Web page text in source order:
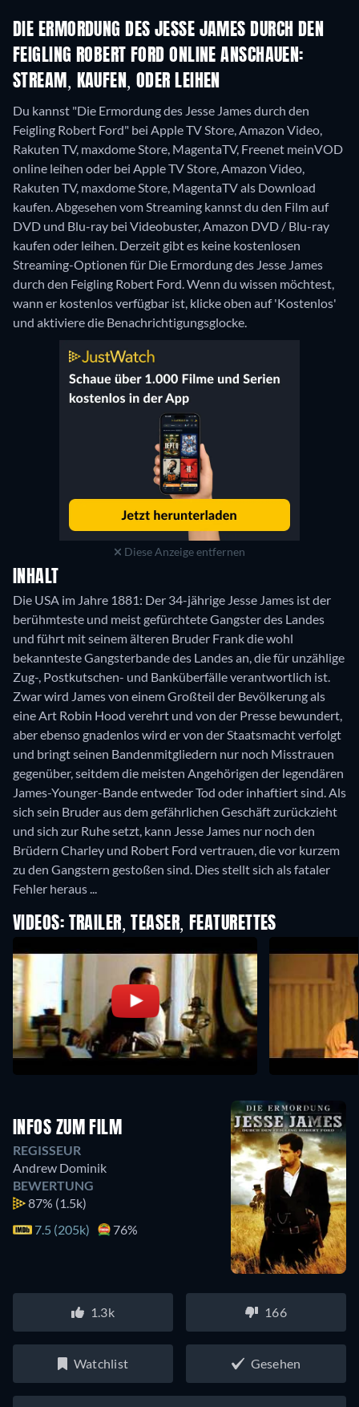
DIE ERMORDUNG DES JESSE JAMES DURCH DEN
FEIGLING ROBERT FORD ONLINE ANSCHAUEN:
STREAM, KAUFEN, ODER LEIHEN
Du kannst "Die Ermordung des Jesse James durch den
Feigling Robert Ford" bei Apple TV Store, Amazon Video,
Rakuten TV, maxdome Store, MagentaTV, Freenet meinVOD
online leihen oder bei Apple TV Store, Amazon Video,
Rakuten TV, maxdome Store, MagentaTV als Download
kaufen.Abgesehen vom Streaming kannst du den Film auf
DVD und Blu-ray bei Videobuster, Amazon DVD / Blu-ray
kaufen oder leihen. Derzeit gibt es keine kostenlosen
Streaming-Optionen für Die Ermordung des Jesse James
durch den Feigling Robert Ford. Wenn du wissen möchtest,
wann er kostenlos verfügbar ist, klicke oben auf 'Kostenlos'
und aktiviere die Benachrichtigungsglocke.
Diese Anzeige entfernen
INHALT
Die USA im Jahre 1881: Der 34-jährige Jesse James ist der
berühmteste und meist gefürchtete Gangster des Landes
und führt mit seinem älteren Bruder Frank die wohl
bekannteste Gangsterbande des Landes an, die für unzählige
Zug-, Postkutschen- und Banküberfälle verantwortlich ist.
Zwar wird James von einem Großteil der Bevölkerung als
eine Art Robin Hood verehrt und von der Presse bewundert,
aber ebenso gnadenlos wird er von der Staatsmacht verfolgt
und bringt seinen Bandenmitgliedern nur noch Misstrauen
gegenüber, seitdem die meisten Angehörigen der legendären
James-Younger-Bande entweder Tod oder inhaftiert sind. Als
sich sein Bruder aus dem gefährlichen Geschäft zurückzieht
und sich zur Ruhe setzt, kann Jesse James nur noch den
Brüdern Charley und Robert Ford vertrauen, die vor kurzem
zu den Gangstern gestoßen sind. Dies stellt sich als fataler
Fehler heraus ...
VIDEOS: TRAILER, TEASER, FEATURETTES
INFOS ZUM FILM
REGISSEUR
Andrew Dominik
BEWERTUNG
87% (1.5k)
7.5 (205k)
76%
1.3k 166
Watchlist Gesehen